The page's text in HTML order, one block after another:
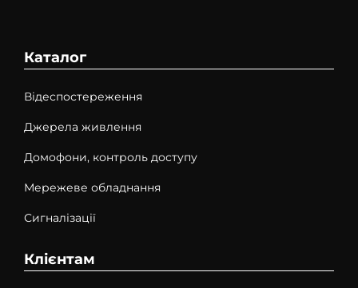
Каталог
Відеспостереження
Джерела живлення
Домофони, контроль доступу
Мережеве обладнання
Сигналізації
Клієнтам